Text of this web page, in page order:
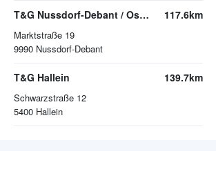
T&G Nussdorf-Debant / Osttirol
Marktstraße 19
9990 Nussdorf-Debant
117.6km
T&G Hallein
Schwarzstraße 12
5400 Hallein
139.7km